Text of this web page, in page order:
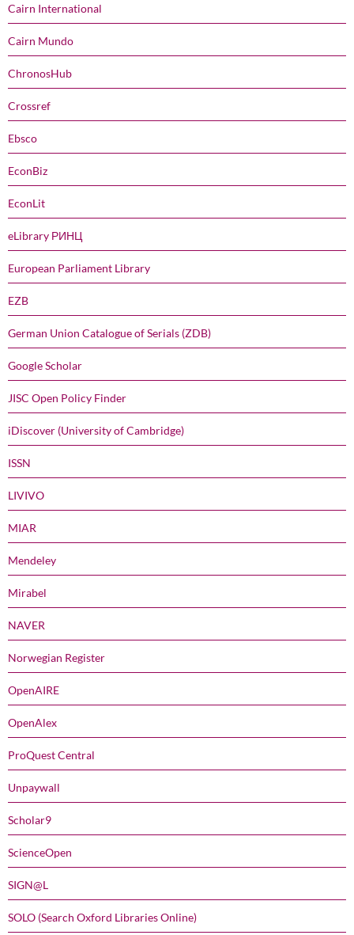
Cairn International
Cairn Mundo
ChronosHub
Crossref
Ebsco
EconBiz
EconLit
eLibrary РИНЦ
European Parliament Library
EZB
German Union Catalogue of Serials (ZDB)
Google Scholar
JISC Open Policy Finder
iDiscover (University of Cambridge)
ISSN
LIVIVO
MIAR
Mendeley
Mirabel
NAVER
Norwegian Register
OpenAIRE
OpenAlex
ProQuest Central
Unpaywall
Scholar9
ScienceOpen
SIGN@L
SOLO (Search Oxford Libraries Online)